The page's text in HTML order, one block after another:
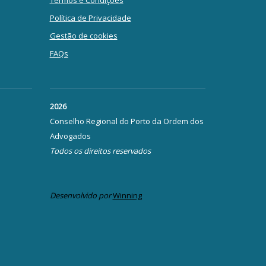
Política de Privacidade
Gestão de cookies
FAQs
2026
Conselho Regional do Porto da Ordem dos
Advogados
Todos os direitos reservados
Desenvolvido porWinning